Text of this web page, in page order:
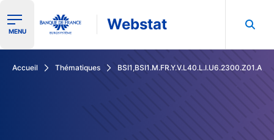
Ouvrir le menu de navigation
MENU Webstat
Accueil Thématiques BSI1,BSI1.M.FR.Y.V.L40.L.I.U6.2300.Z01.A